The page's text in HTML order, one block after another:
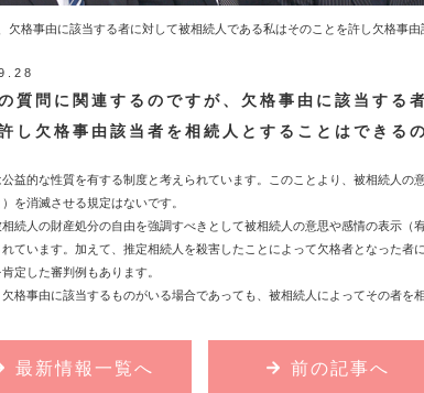
欠格事由に該当する者に対して被相続人である私はそのことを許し欠格事
質問に関連するのですが、欠格事由に該当する
し欠格事由該当者を相続人とすることはできる
益的な性質を有する制度と考えられています。このことより、被相続人の
を消滅させる規定はないです。
相続人の財産処分の自由を強調すべきとして被相続人の意思や感情の表示（
ています。加えて、推定相続人を殺害したことによって欠格者となった者
定した審判例もあります。
欠格事由に該当するものがいる場合であっても、被相続人によってその者を
最新情報一覧へ 前の記事へ